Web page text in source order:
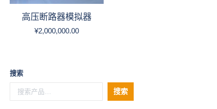
高压断路器模拟器
¥2,000,000.00
搜索
搜索